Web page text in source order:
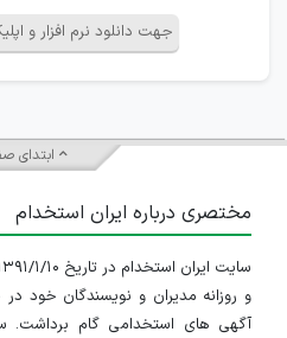
جهت دانلود نرم افزار و
ابتدای
مختصری درباره ایران استخدام
و روزانه مدیران و نویسندگان خود
آگهی های استخدامی گام برداشت.